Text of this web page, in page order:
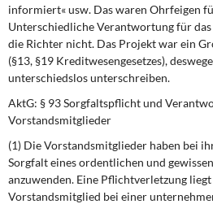
informiert« usw. Das waren Ohrfeigen
Unterschiedliche Verantwortung für das
die Richter nicht. Das Projekt war ein
(§13, §19 Kreditwesengesetzes),
unterschiedslos unterschreiben.
AktG: § 93 Sorgfaltspflicht und
Vorstandsmitglieder
(1) Die Vorstandsmitglieder haben bei
Sorgfalt eines ordentlichen und
anzuwenden. Eine Pflichtverletzung
Vorstandsmitglied bei einer